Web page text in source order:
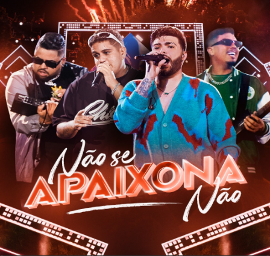
You're all set!
Não Apaixona Não
02:21
.